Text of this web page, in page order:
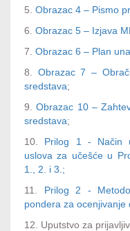
5. Obrazac 4 – Pismo
6. Obrazac 5 – Izjava
7. Obrazac 6 – Plan
8. Obrazac 7 –
sredstava;
9.Obrazac 10 –
sredstava;
10. Prilog 1 - Način
uslova za učešće u
1., 2. i 3.;
11. Prilog 2 -
pondera za ocenjivanje
12. Uputstvo za